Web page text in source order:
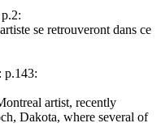
se retrouveront dans ce
artist, recently
Dakota, where several of